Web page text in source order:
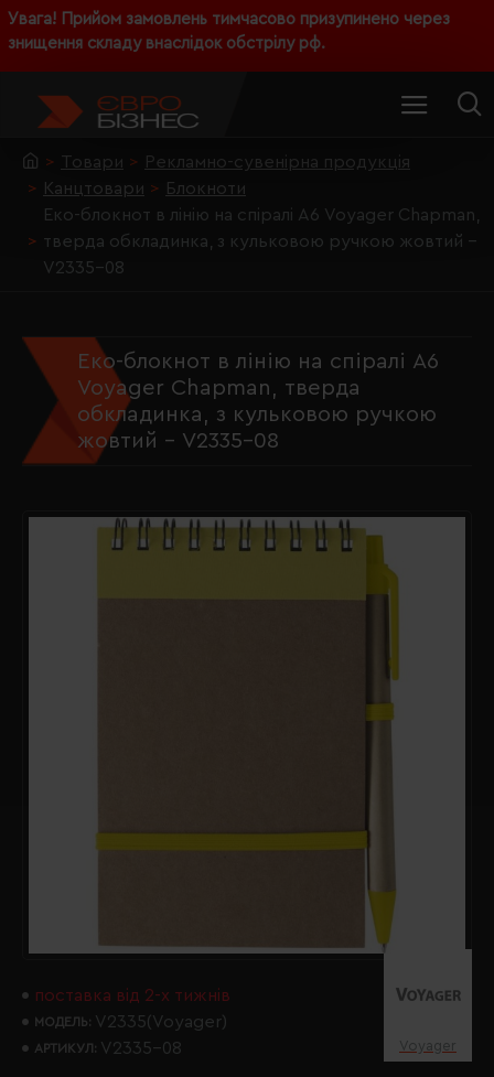
Увага! Прийом замовлень тимчасово призупинено через
знищення складу внаслідок обстрілу рф.
Товари
Рекламно-сувенірна продукція
Канцтовари
Блокноти
Еко-блокнот в лінію на спіралі А6 Voyager Chapman,
тверда обкладинка, з кульковою ручкою жовтий -
V2335-08
Еко-блокнот в лінію на спіралі А6
Voyager Chapman, тверда
обкладинка, з кульковою ручкою
жовтий - V2335-08
поставка від 2-х тижнів
МОДЕЛЬ: V2335(Voyager)
АРТИКУЛ: V2335-08 Voyager